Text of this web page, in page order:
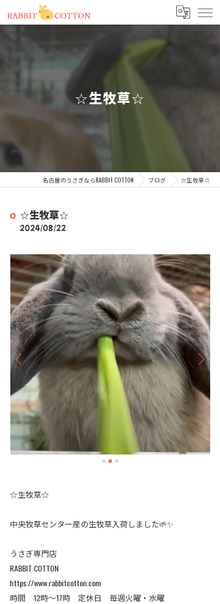
☆生牧草☆
名古屋のうさぎならRABBIT COTTON ブログ ☆生牧草☆
☆生牧草☆
2024/08/22
☆生牧草☆
中央牧草センター産の生牧草入荷しました🌱✨
うさぎ専門店
RABBIT COTTON
https://www.rabbitcotton.com
時間 12時〜17時 定休日 毎週火曜・水曜